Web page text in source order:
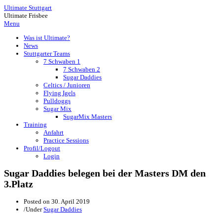
Ultimate Stuttgart
Ultimate Frisbee
Menu
Was ist Ultimate?
News
Stuttgarter Teams
7 Schwaben 1
7 Schwaben 2
Sugar Daddies
Celtics / Junioren
Flying Igels
Pulldoggs
Sugar Mix
SugarMix Masters
Training
Anfahrt
Practice Sessions
Profil/Logout
Login
Sugar Daddies belegen bei der Masters DM den
3.Platz
Posted on 30. April 2019
/UnderSugar Daddies